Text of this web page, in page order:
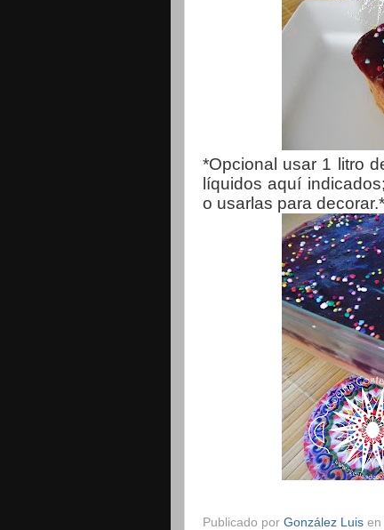
*Opcional usar 1 litro
líquidos aquí
o usarlas para decorar.*
Publicado por González Luis en